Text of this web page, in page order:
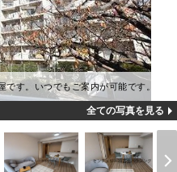
す。いつでもご案内が可能です。
全ての写真を見る